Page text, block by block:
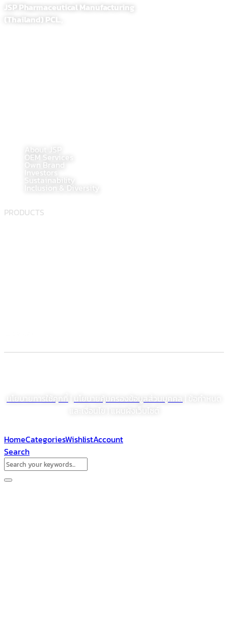
JSP Pharmaceutical Manufacturing
(Thailand) PCL.,
About JSP
OEM Services
Own Brand
Investors
Sustainability
Inclusion & Diversity
PRODUCTS
นโยบายการใช้คุกกี้ นโยบายคุ้มครองข้อมูลส่วนบุคคล
และเงื่อนไข | แผนผังเว็บไซต์
HomeCategoriesWishlistAccount
Search